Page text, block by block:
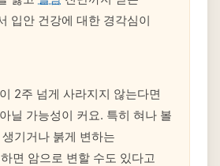
입안 건강에 대한 경각심이
2주 넘게 사라지지 않는다면
닐 가능성이 커요. 특히 혀나 볼
기거나 붉게 변하는
면 암으로 변할 수도 있다고